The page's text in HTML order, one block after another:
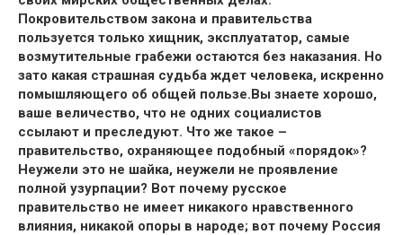
Покровительством закона и правительства
пользуется только хищник, эксплуататор, самые
возмутительные грабежи остаются без наказания. Но
зато какая страшная судьба ждет человека, искренно
помышляющего об общей пользе.Вы знаете хорошо,
ваше величество, что не одних социалистов
ссылают и преследуют. Что же такое –
правительство, охраняющее подобный «порядок»?
Неужели это не шайка, неужели не проявление
полной узурпации? Вот почему русское
правительство не имеет никакого нравственного
влияния, никакой опоры в народе; вот почему Россия